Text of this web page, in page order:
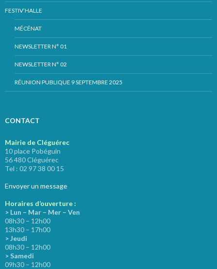
FESTIV’HALLE
MÉCÉNAT
NEWSLETTER N° 01
NEWSLETTER N° 02
RÉUNION PUBLIQUE 9 SEPTEMBRE 2025
CONTACT
Mairie de Cléguérec
10 place Pobéguin
56 480 Cléguérec
Tel : 02 97 38 00 15
Envoyer un message
Horaires d’ouverture :
> Lun – Mar – Mer – Ven
08h30 – 12h00
13h30 – 17h00
> Jeudi
08h30 – 12h00
> Samedi
09h30 – 12h00